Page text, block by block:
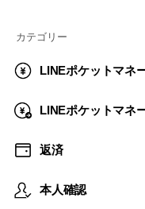
カテゴリー
LINEポケットマネ
LINEポケットマネ
返済
本人確認